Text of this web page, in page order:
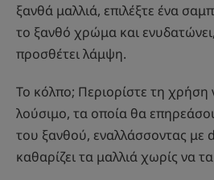
ξανθά μαλλιά, επιλέξτε ένα
το ξανθό χρώμα και
προσθέτει λάμψη.
Το κόλπο; Περιορίστε τη χρήση
λούσιμο, τα οποία θα
του ξανθού, εναλλάσσοντας
καθαρίζει τα μαλλιά χωρίς να